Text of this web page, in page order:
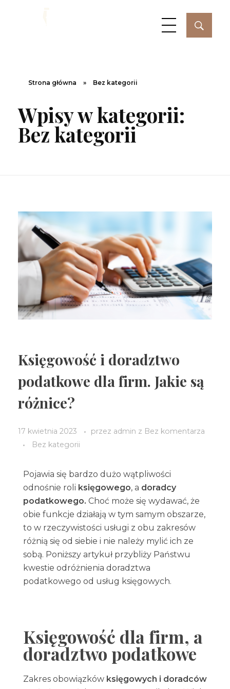
Strona główna » Bez kategorii
Wpisy w kategorii:
Bez kategorii
Księgowość i doradztwo
podatkowe dla firm. Jakie są
różnice?
17 kwietnia 2023 przez admin z Bez komentarza
Bez kategorii
Pojawia się bardzo dużo wątpliwości
odnośnie roli księgowego, a doradcy
podatkowego. Choć może się wydawać, że
obie funkcje działają w tym samym obszarze,
to w rzeczywistości usługi z obu zakresów
różnią się od siebie i nie należy mylić ich ze
sobą. Poniższy artykuł przybliży Państwu
kwestie odróżnienia doradztwa
podatkowego od usług księgowych.
Księgowość dla firm, a
doradztwo podatkowe
Zakres obowiązków księgowych i doradców